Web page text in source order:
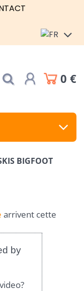
0 €
BIGFOOT
arrivent cette
by